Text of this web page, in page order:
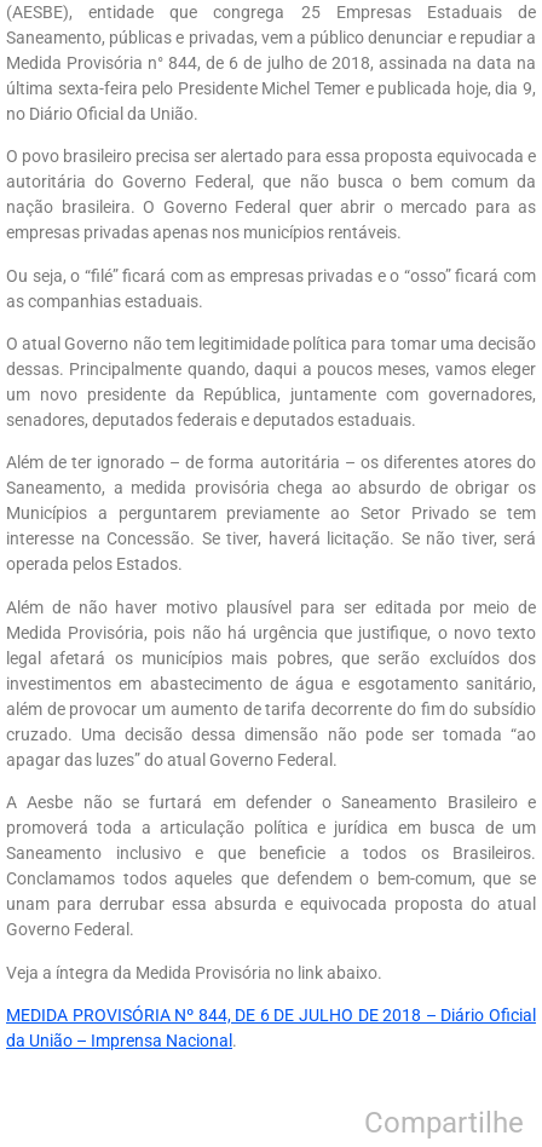
(AESBE), entidade que congrega 25 Empresas Estaduais de
Saneamento, públicas e privadas, vem a público denunciar e repudiar a
Medida Provisória n° 844, de 6 de julho de 2018, assinada na data na
última sexta-feira pelo Presidente Michel Temer e publicada hoje, dia 9,
no Diário Oficial da União.
O povo brasileiro precisa ser alertado para essa proposta equivocada e
autoritária do Governo Federal, que não busca o bem comum da
nação brasileira. O Governo Federal quer abrir o mercado para as
empresas privadas apenas nos municípios rentáveis.
Ou seja, o “filé” ficará com as empresas privadas e o “osso” ficará com
as companhias estaduais.
O atual Governo não tem legitimidade política para tomar uma decisão
dessas. Principalmente quando, daqui a poucos meses, vamos eleger
um novo presidente da República, juntamente com governadores,
senadores, deputados federais e deputados estaduais.
Além de ter ignorado – de forma autoritária – os diferentes atores do
Saneamento, a medida provisória chega ao absurdo de obrigar os
Municípios a perguntarem previamente ao Setor Privado se tem
interesse na Concessão. Se tiver, haverá licitação. Se não tiver, será
operada pelos Estados.
Além de não haver motivo plausível para ser editada por meio de
Medida Provisória, pois não há urgência que justifique, o novo texto
legal afetará os municípios mais pobres, que serão excluídos dos
investimentos em abastecimento de água e esgotamento sanitário,
além de provocar um aumento de tarifa decorrente do fim do subsídio
cruzado. Uma decisão dessa dimensão não pode ser tomada “ao
apagar das luzes” do atual Governo Federal.
A Aesbe não se furtará em defender o Saneamento Brasileiro e
promoverá toda a articulação política e jurídica em busca de um
Saneamento inclusivo e que beneficie a todos os Brasileiros.
Conclamamos todos aqueles que defendem o bem-comum, que se
unam para derrubar essa absurda e equivocada proposta do atual
Governo Federal.
Veja a íntegra da Medida Provisória no link abaixo.
MEDIDA PROVISÓRIA Nº 844, DE 6 DE JULHO DE 2018 – Diário Oficial
da União – Imprensa Nacional .
Compartilhe